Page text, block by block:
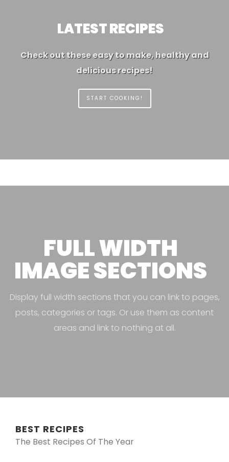
LATEST RECIPES
Check out these easy to make, healthy and
delicious recipes!
START COOKING!
FULL WIDTH
IMAGE SECTIONS
Display full width sections that you can link to pages,
posts, categories or tags. Or use them as content
areas and link to nothing at all.
BEST RECIPES
The Best Recipes Of The Year